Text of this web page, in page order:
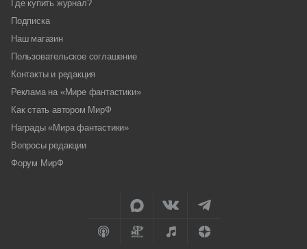
Где купить журнал?
Подписка
Наш магазин
Пользовательское соглашение
Контакты и редакция
Реклама на «Мире фантастики»
Как стать автором МирФ
Награды «Мира фантастики»
Вопросы редакции
Форум МирФ